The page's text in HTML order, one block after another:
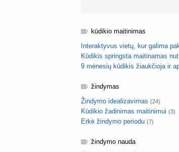
kūdikio maitinimas
Interaktyvus vietų, kur galima
Kūdikis springsta maitinamas
9 mėnesių kūdikis žiaukčioja ir
žindymas
Žindymo idealizavimas (24)
Kūdikio žadinimas maitinimui (3)
Erkė žindymo periodu (7)
žindymo nauda